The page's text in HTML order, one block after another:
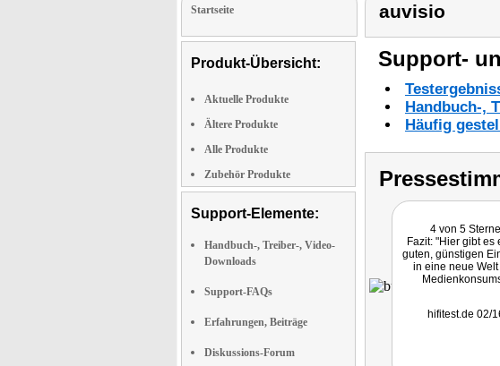
Startseite
Produkt-Übersicht:
Aktuelle Produkte
Ältere Produkte
Alle Produkte
Zubehör Produkte
Support-Elemente:
Handbuch-, Treiber-, Video-
Downloads
Support-FAQs
Erfahrungen, Beiträge
Diskussions-Forum
auvisio
Support-
Handbuch-,
Häufig
4 von 5 Sterne
Fazit: "Hier gibt es
guten, günstigen
in eine neue Welt
hifitest.de 02/